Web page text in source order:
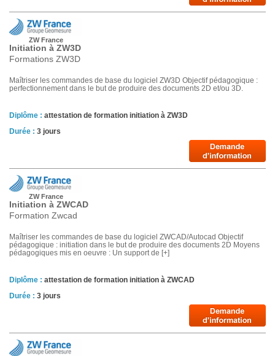
ZW France
Initiation à ZW3D
Formations ZW3D
Maîtriser les commandes de base du logiciel ZW3D Objectif pédagogique :
perfectionnement dans le but de produire des documents 2D et/ou 3D.
Diplôme : attestation de formation initiation à ZW3D
Durée : 3 jours
ZW France
Initiation à ZWCAD
Formation Zwcad
Maîtriser les commandes de base du logiciel ZWCAD/Autocad Objectif
pédagogique : initiation dans le but de produire des documents 2D Moyens
pédagogiques mis en oeuvre : Un support de [+]
Diplôme : attestation de formation initiation à ZWCAD
Durée : 3 jours